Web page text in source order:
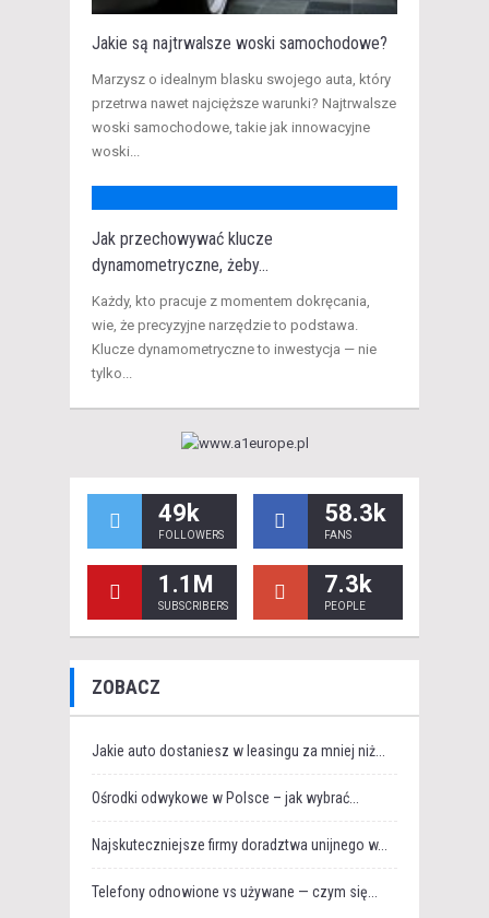
Jakie są najtrwalsze woski samochodowe?
Marzysz o idealnym blasku swojego auta, który
przetrwa nawet najcięższe warunki? Najtrwalsze
woski samochodowe, takie jak innowacyjne
woski...
Jak przechowywać klucze
dynamometryczne, żeby...
Każdy, kto pracuje z momentem dokręcania,
wie, że precyzyjne narzędzie to podstawa.
Klucze dynamometryczne to inwestycja — nie
tylko...
49k
FOLLOWERS
58.3k
FANS
1.1M
SUBSCRIBERS
7.3k
PEOPLE
ZOBACZ
Jakie auto dostaniesz w leasingu za mniej niż...
Ośrodki odwykowe w Polsce – jak wybrać...
Najskuteczniejsze firmy doradztwa unijnego w...
Telefony odnowione vs używane — czym się...